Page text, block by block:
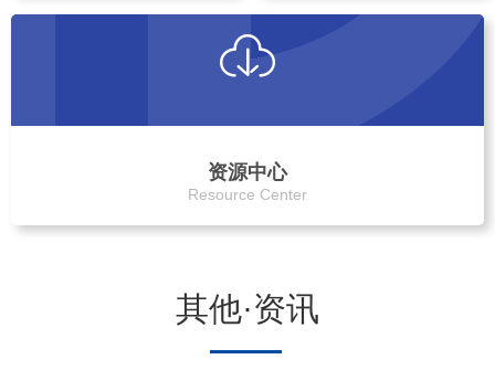
资源中心
Resource Center
其他·资讯